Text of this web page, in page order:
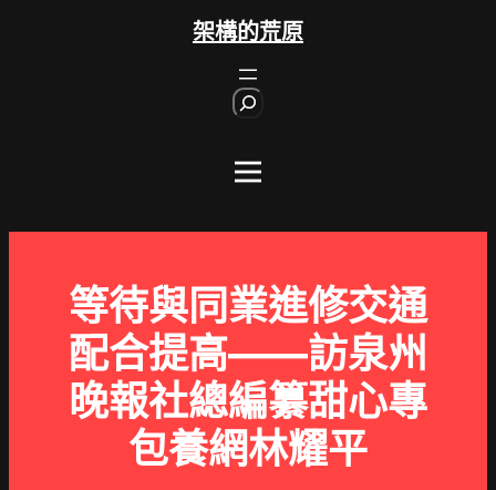
架構的荒原
等待與同業進修交通
配合提高——訪泉州
晚報社總編纂甜心專
包養網林耀平